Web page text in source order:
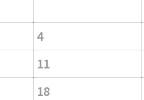
4
11
18